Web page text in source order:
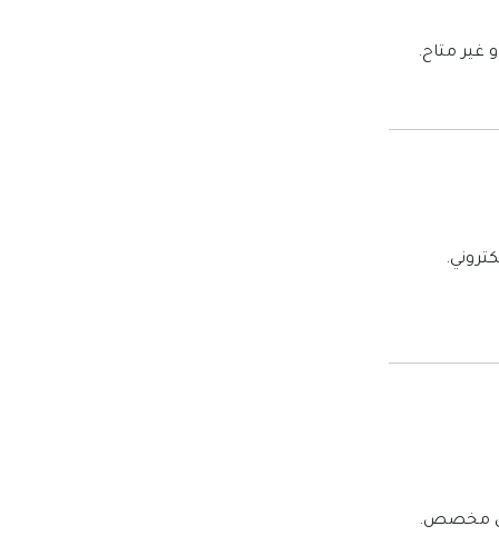
غير متاح.
مخصص.